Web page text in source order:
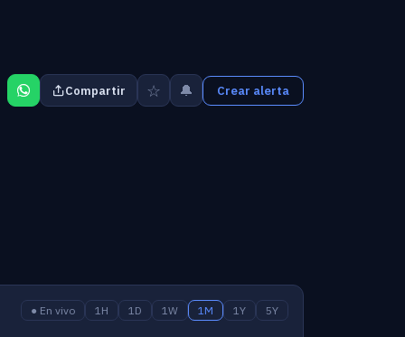
Compartir ☆ 🔔 Crear alerta
● En vivo 1H 1D 1W 1M 1Y 5Y